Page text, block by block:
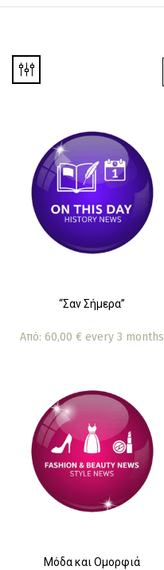
“Σαν Σήμερα”
Από:60,00€ every 3 months
Μόδα και Ομορφιά